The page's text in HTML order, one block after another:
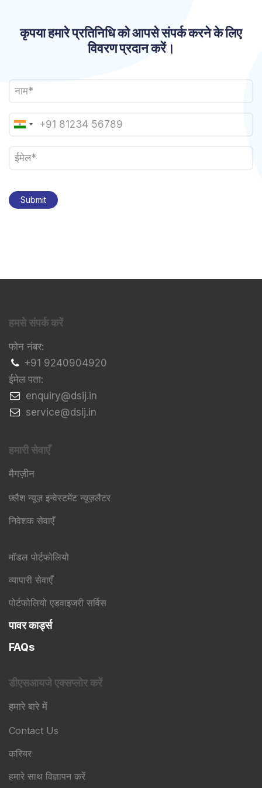
कृपया हमारे प्रतिनिधि को आपसे संपर्क करने के लिए
विवरण प्रदान करें।
​​​​​Submit
हमसे संपर्क करें
फोन नंबर:
+91 9240904920
ईमेल पता:
​enquiry@dsij.in
​service@dsij.in
हमारी सेवाएँ
मैगज़ीन
फ़्लैश न्यूज़ इन्वेस्टमेंट न्यूज़लैटर
निवेशक सेवाएँ
मॉडल पोर्टफोलियो
व्यापारी सेवाएँ
पोर्टफोलियो एडवाइजरी सर्विस
पावर कार्ड्स
FAQs
डीएसआयजे एक्सप्लोर करें
हमारे बारे में
Contact Us
करियर
हमारे साथ विज्ञापन करें